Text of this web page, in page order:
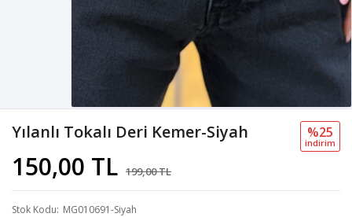
Yılanlı Tokalı Deri Kemer-Siyah
150,00 TL 199,00 TL
%25
i̇ndi̇ri̇m
Stok Kodu MG010691-Siyah